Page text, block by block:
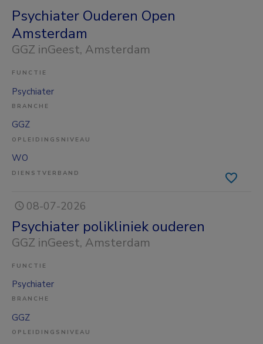
Psychiater Ouderen Open
Amsterdam
GGZ inGeest, Amsterdam
FUNCTIE
Psychiater
BRANCHE
GGZ
OPLEIDINGSNIVEAU
WO
DIENSTVERBAND
08-07-2026
Psychiater polikliniek ouderen
GGZ inGeest, Amsterdam
FUNCTIE
Psychiater
BRANCHE
GGZ
OPLEIDINGSNIVEAU